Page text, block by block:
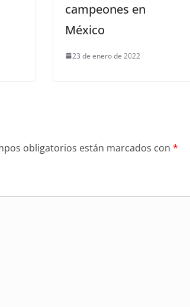
campeones en
México
23 de enero de 2022
obligatorios están marcados con *